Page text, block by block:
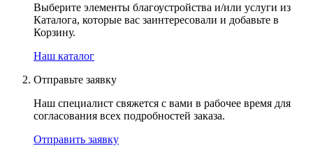
Выберите элементы благоустройства и/или услуги из
Каталога, которые вас заинтересовали и добавьте в
Корзину.
Наш каталог
Отправьте заявку
Наш специалист свяжется с вами в рабочее время для
согласования всех подробностей заказа.
Отправить заявку